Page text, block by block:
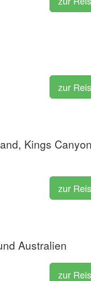
zur
Kings
zur
Australien
zur